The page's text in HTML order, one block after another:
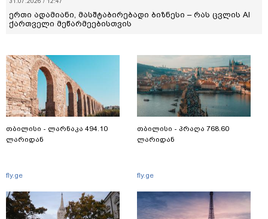
ერთი ადამიანი, მასშტაბირებადი ბიზნესი – რას ცვლის AI
ქართველი მეწარმეებისთვის
თბილისი - ლარნაკა 494.10
ლარიდან
fly.ge
თბილისი - პრაღა 768.60
ლარიდან
fly.ge